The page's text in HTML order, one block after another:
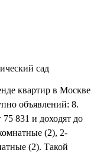
сад
квартир в Москве
объявлений: 8.
831 и доходят до
(2), 2-
(2). Такой